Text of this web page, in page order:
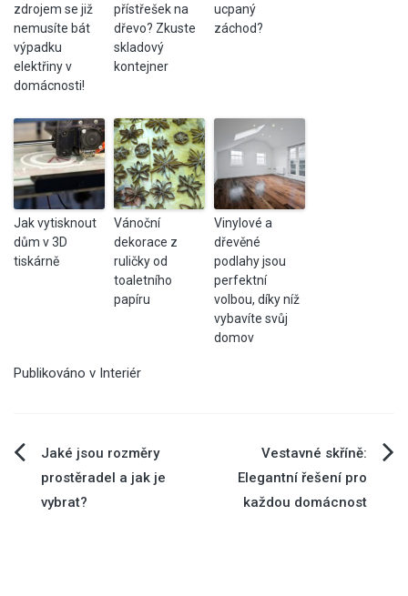
zdrojem se již
nemusíte bát
výpadku
elektřiny v
domácnosti!
přístřešek na
dřevo? Zkuste
skladový
kontejner
ucpaný
záchod?
Jak vytisknout
dům v 3D
tiskárně
Vánoční
dekorace z
ruličky od
toaletního
papíru
Vinylové a
dřevěné
podlahy jsou
perfektní
volbou, díky níž
vybavíte svůj
domov
Publikováno v Interiér
Navigace
pro
Jaké jsou rozměry
prostěradel a jak je
vybrat?
Vestavné skříně:
Elegantní řešení pro
každou domácnost